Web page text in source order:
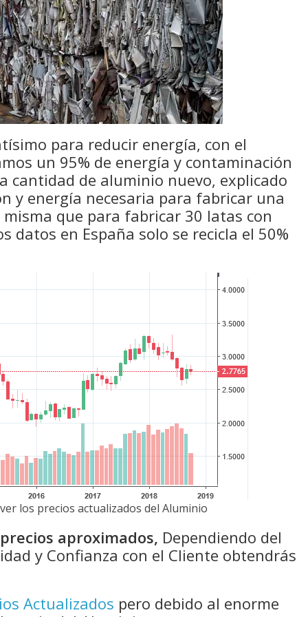
para reducir energía, con el
un 95% de energía y contaminación
cantidad de aluminio nuevo, explicado
y energía necesaria para fabricar una
que para fabricar 30 latas con
datos en España solo se recicla el 50%
los precios actualizados del Aluminio
aproximados, Dependiendo del
y Confianza con el Cliente obtendrás
Actualizados pero debido al enorme